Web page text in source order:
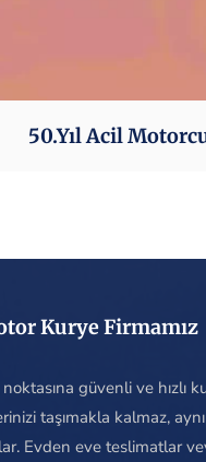
50.Yıl Acil
Kurye Firmamız
güvenli ve hızlı
taşımakla kalmaz,
Evden eve teslimatlar